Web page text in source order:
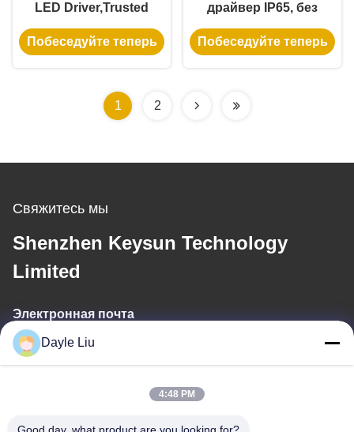
LED Driver,Trusted
Power for Outdoor
Architectural Features
Побеседуйте теперь
драйвер IP65, без
диммирования для
уличных
Побеседуйте теперь
1 2
Свяжитесь мы
Shenzhen Keysun Technology
Limited
Электронная почта
dayle@keysuntech.com
Dayle Liu
4:48 PM